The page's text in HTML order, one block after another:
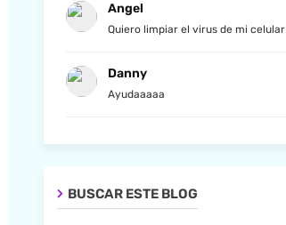
Angel
Quiero limpiar el virus de mi celular
Danny
Ayudaaaaa
BUSCAR ESTE BLOG